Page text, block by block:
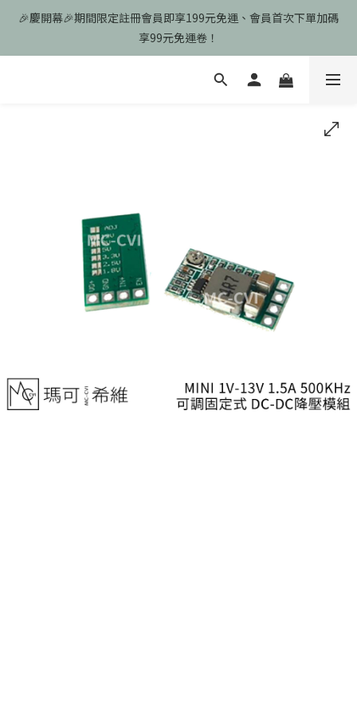
🎉慶開幕🎉期間限定註冊會員即享199元免運、會員首次下單加碼
享99元免運卷！
🎉慶開幕🎉期間限定註冊會員即享199元免運、會員首次下單加碼
享99元免運卷！
歡迎光臨瑪可希維，本站商品皆為台灣現貨、含稅可打統編
🎉慶開幕🎉期間限定註冊會員即享199元免運、會員首次下單加碼